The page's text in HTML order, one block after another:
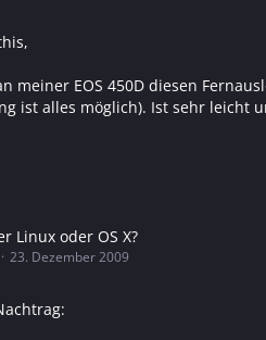
meiner EOS 450D diesen
ist alles möglich). Ist sehr leicht
Linux oder OS X?
23. Dezember 2009